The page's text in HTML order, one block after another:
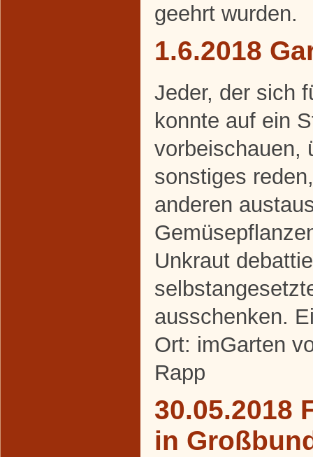
geehrt wurden.
1.6.2018
Jeder, der sich
konnte auf ein
vorbeischauen,
sonstiges
anderen
Unkraut
ausschenken.
Ort: imGarten
Rapp
30.05.2018
in